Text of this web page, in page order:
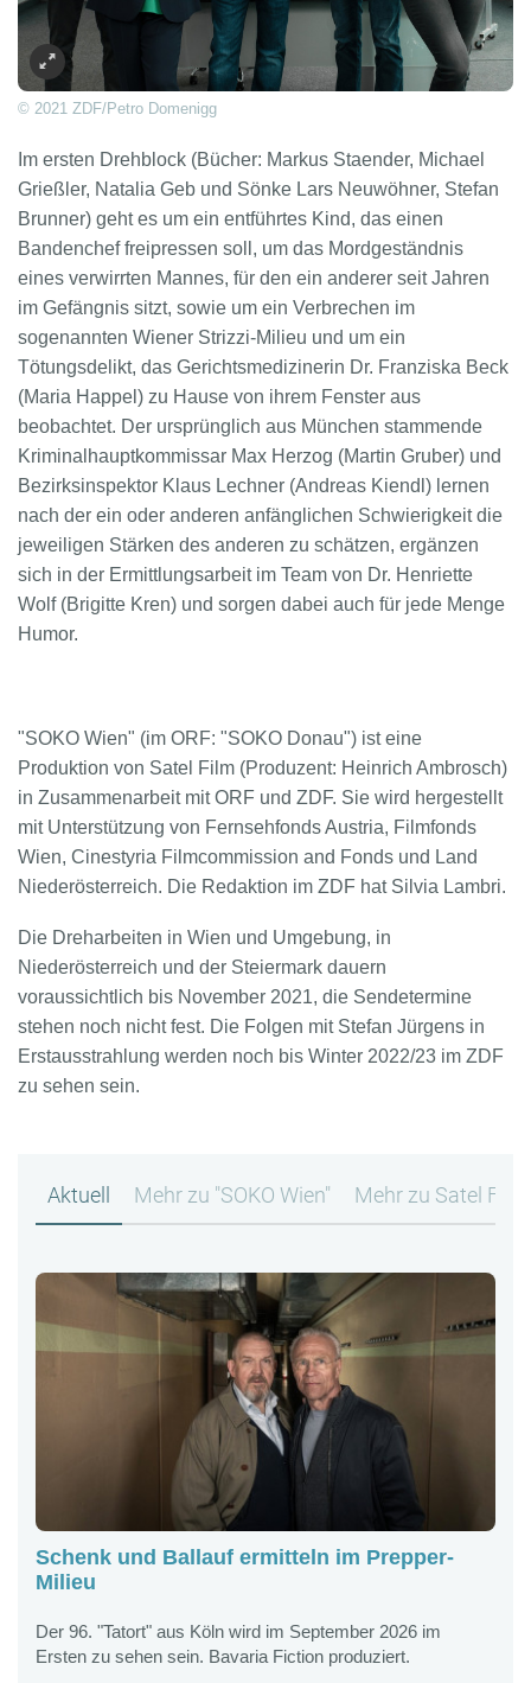
© 2021 ZDF/Petro Domenigg
Im ersten Drehblock (Bücher: Markus Staender, Michael
Grießler, Natalia Geb und Sönke Lars Neuwöhner, Stefan
Brunner) geht es um ein entführtes Kind, das einen
Bandenchef freipressen soll, um das Mordgeständnis
eines verwirrten Mannes, für den ein anderer seit Jahren
im Gefängnis sitzt, sowie um ein Verbrechen im
sogenannten Wiener Strizzi-Milieu und um ein
Tötungsdelikt, das Gerichtsmedizinerin Dr. Franziska Beck
(Maria Happel) zu Hause von ihrem Fenster aus
beobachtet. Der ursprünglich aus München stammende
Kriminalhauptkommissar Max Herzog (Martin Gruber) und
Bezirksinspektor Klaus Lechner (Andreas Kiendl) lernen
nach der ein oder anderen anfänglichen Schwierigkeit die
jeweiligen Stärken des anderen zu schätzen, ergänzen
sich in der Ermittlungsarbeit im Team von Dr. Henriette
Wolf (Brigitte Kren) und sorgen dabei auch für jede Menge
Humor.
"SOKO Wien" (im ORF: "SOKO Donau") ist eine
Produktion von Satel Film (Produzent: Heinrich Ambrosch)
in Zusammenarbeit mit ORF und ZDF. Sie wird hergestellt
mit Unterstützung von Fernsehfonds Austria, Filmfonds
Wien, Cinestyria Filmcommission and Fonds und Land
Niederösterreich. Die Redaktion im ZDF hat Silvia Lambri.
Die Dreharbeiten in Wien und Umgebung, in
Niederösterreich und der Steiermark dauern
voraussichtlich bis November 2021, die Sendetermine
stehen noch nicht fest. Die Folgen mit Stefan Jürgens in
Erstausstrahlung werden noch bis Winter 2022/23 im ZDF
zu sehen sein.
Aktuell Mehr zu "SOKO Wien" Mehr zu Satel Film
Schenk und Ballauf ermitteln im Prepper-
Milieu
Der 96. "Tatort" aus Köln wird im September 2026 im
Ersten zu sehen sein. Bavaria Fiction produziert.